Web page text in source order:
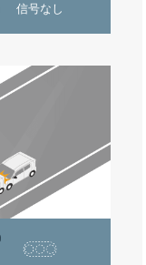
信号なし